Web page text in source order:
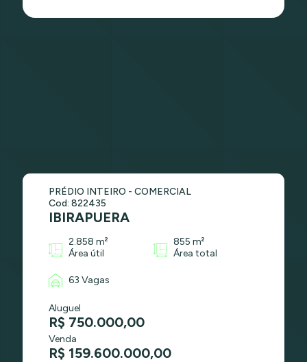
PRÉDIO INTEIRO - COMERCIAL
Cod: 822435
IBIRAPUERA
2.858 m²
Área útil
855 m²
Área total
63 Vagas
Aluguel
R$ 750.000,00
Venda
R$ 159.600.000,00